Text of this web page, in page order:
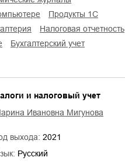
продукты 1С
налоговая отчетность
бухгалтерский учет
и налоговый учет
Ивановна Мигунова
выхода: 2021
Русский